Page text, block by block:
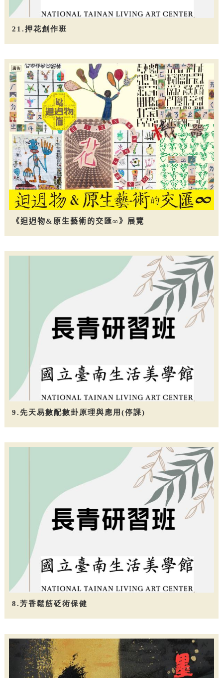
21.押花創作班
《𨑨迌物&原生藝術的交匯∞》展覽
9.先天易數配數卦原理與應用(停課)
8.芳香鬆筋砭術保健